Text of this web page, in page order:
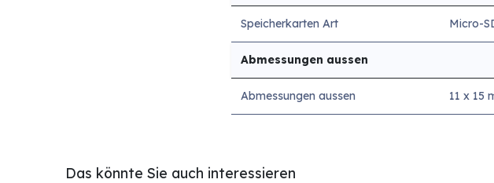
Speicherkarten Art Micro-
Abmessungen aussen
Abmessungen aussen 11 x 15
Das könnte Sie auch interessieren